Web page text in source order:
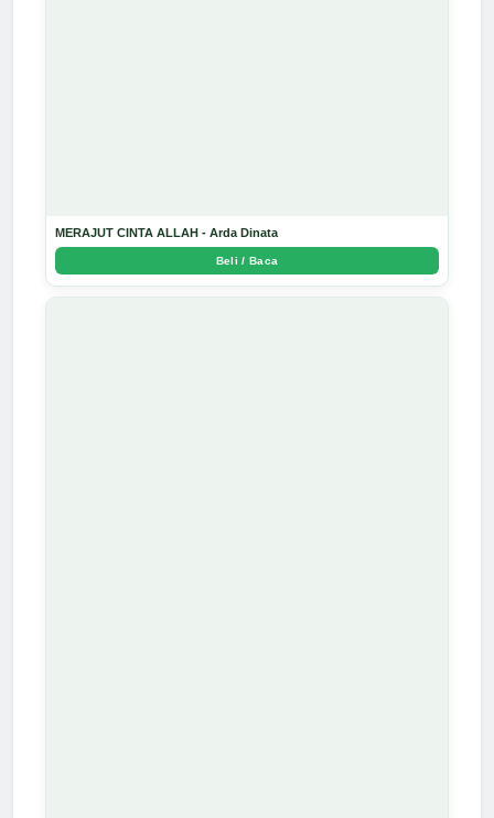
MERAJUT CINTA ALLAH - Arda Dinata
Beli / Baca